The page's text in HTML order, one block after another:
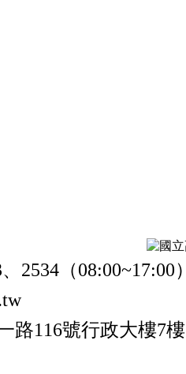
2534（08:00~17:00）
路116號行政大樓7樓